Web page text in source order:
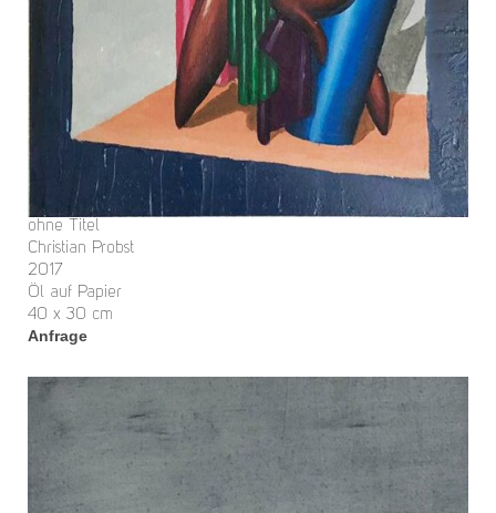
ohne Titel
Christian Probst
2017
Öl auf Papier
40 x 30 cm
Anfrage